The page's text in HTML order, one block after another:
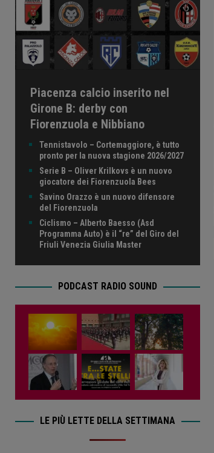
Piacenza calcio inserito nel
Girone B: derby con
Fiorenzuola e Nibbiano
Tennistavolo – Cortemaggiore, è tutto
pronto per la nuova stagione 2026/2027
Serie B – Oliver Krilkovs è un nuovo
giocatore dei Fiorenzuola Bees
Savino Orazzo è un nuovo difensore
del Fiorenzuola
Ciclismo – Alberto Baesso (Asd
Programma Auto) è il “re” del Giro del
Friuli Venezia Giulia Master
PODCAST RADIO SOUND
LE PIÙ LETTE DELLA SETTIMANA